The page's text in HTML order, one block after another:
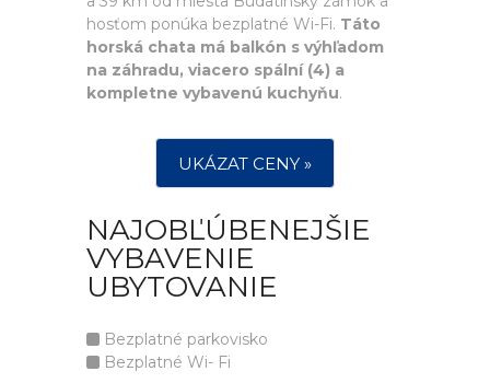
hosťom ponúka bezplatné Wi-Fi. Táto
horská chata má balkón s výhľadom
na záhradu, viacero spální (4) a
kompletne vybavenú kuchyňu.
UKÁZAT CENY »
NAJOBĽÚBENEJŠIE
VYBAVENIE
UBYTOVANIE
Bezplatné parkovisko
Bezplatné Wi- Fi